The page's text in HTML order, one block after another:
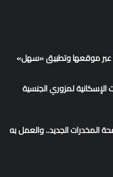
عبر موقعها وتطبيق «سهل»
الإسكانية لمزوري الجنسية
المخدرات الجديد.. والعمل به